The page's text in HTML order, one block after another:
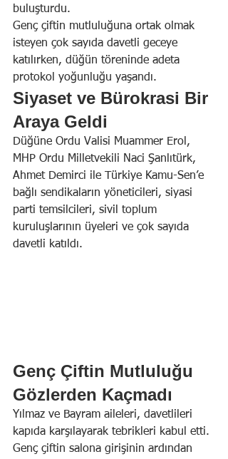
buluşturdu.
Genç çiftin mutluluğuna ortak olmak
isteyen çok sayıda davetli geceye
katılırken, düğün töreninde adeta
protokol yoğunluğu yaşandı.
Siyaset ve Bürokrasi Bir
Araya Geldi
Düğüne Ordu Valisi Muammer Erol,
MHP Ordu Milletvekili Naci Şanlıtürk,
Ahmet Demirci ile Türkiye Kamu-Sen’e
bağlı sendikaların yöneticileri, siyasi
parti temsilcileri, sivil toplum
kuruluşlarının üyeleri ve çok sayıda
davetli katıldı.
Genç Çiftin Mutluluğu
Gözlerden Kaçmadı
Yılmaz ve Bayram aileleri, davetlileri
kapıda karşılayarak tebrikleri kabul etti.
Genç çiftin salona girişinin ardından